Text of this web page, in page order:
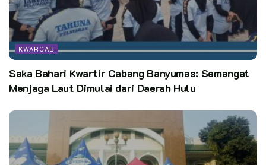
KWARCAB
Saka Bahari Kwartir Cabang Banyumas: Semangat
Menjaga Laut Dimulai dari Daerah Hulu